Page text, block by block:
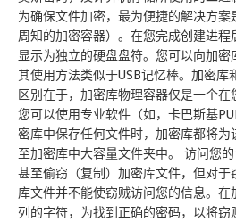
为确保文件加密，最为便捷的解决方
周知的加密容器）。在您完成创建进
显示为独立的硬盘盘符。您可以向加密
其使用方法类似于USB记忆棒。加密库
区别在于，加密库物理容器仅是一个在
您可以使用专业软件（如，卡巴斯基
密库中保存任何文件时，加密库都将为
至加密库中大容量文件夹中。 访问您
甚至偷窃（复制）加密库文件，但对
库文件并不能使窃贼访问您的信息。
列的字符，为找到正确的密码，以将